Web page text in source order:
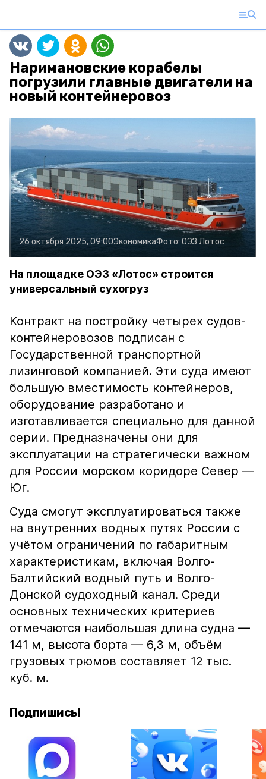
Наримановские корабелы
погрузили главные двигатели на
новый контейнеровоз
26 октября 2025, 09:00ЭкономикаФото: ОЭЗ Лотос
На площадке ОЭЗ «Лотос» строится
универсальный сухогруз
Контракт на постройку четырех судов-
контейнеровозов подписан с
Государственной транспортной
лизинговой компанией. Эти суда имеют
большую вместимость контейнеров,
оборудование разработано и
изготавливается специально для данной
серии. Предназначены они для
эксплуатации на стратегически важном
для России морском коридоре Север —
Юг.
Суда смогут эксплуатироваться также
на внутренних водных путях России с
учётом ограничений по габаритным
характеристикам, включая Волго-
Балтийский водный путь и Волго-
Донской судоходный канал. Среди
основных технических критериев
отмечаются наибольшая длина судна —
141 м, высота борта — 6,3 м, объём
грузовых трюмов составляет 12 тыс.
куб. м.
Подпишись!